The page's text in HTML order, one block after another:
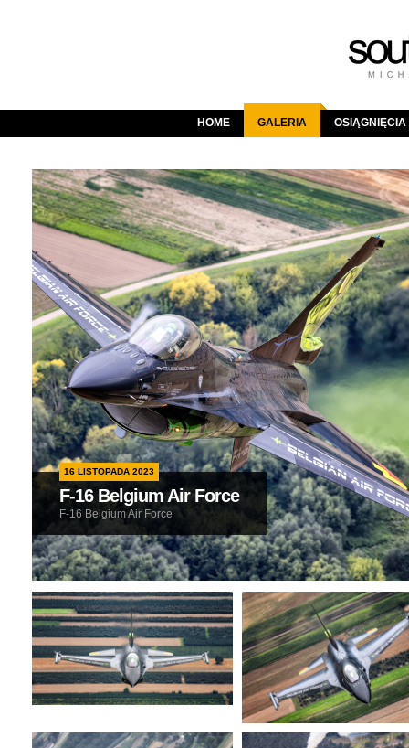
HOME GALERIA OSIĄGNIĘCIA
16 LISTOPADA 2023
F-16 Belgium Air Force
F-16 Belgium Air Force